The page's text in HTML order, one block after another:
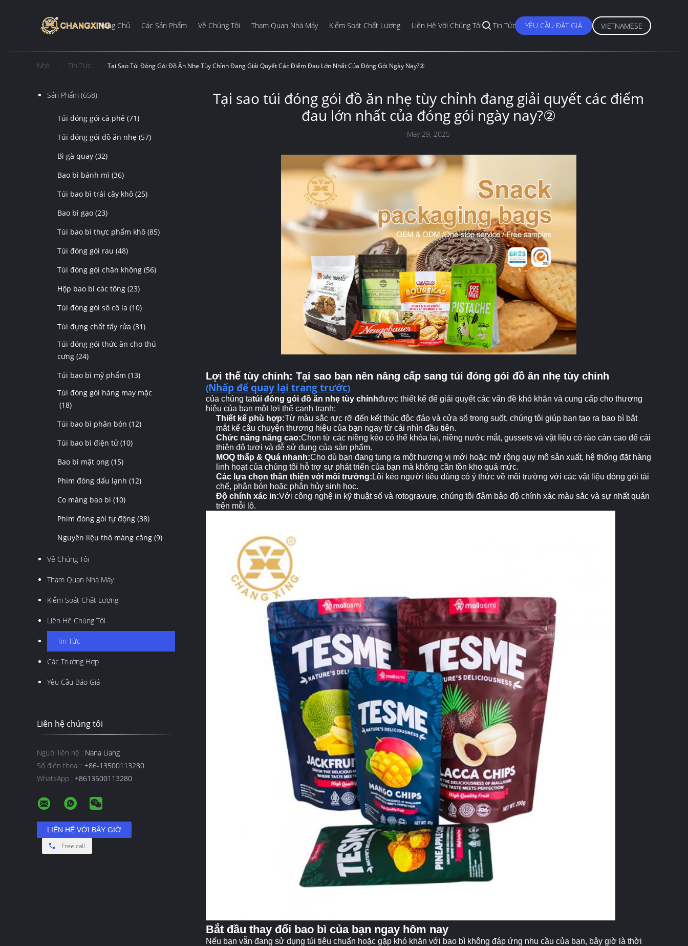
Trang Chủ Các Sản Phẩm Về Chúng Tôi Tham Quan Nhà Máy Kiểm Soát Chất Lượng Liên Hệ Với Chúng Tôi Tin Tức YÊU CẦU ĐẶT GIÁ VIETNAMESE
Nhà Tin Tức Tại Sao Túi Đóng Gói Đồ Ăn Nhẹ Tùy Chỉnh Đang Giải Quyết Các Điểm Đau Lớn Nhất Của Đóng Gói Ngày Nay?②
Sản Phẩm (658)
Túi đóng gói cà phê (71)
Túi đóng gói đồ ăn nhẹ (57)
Bì gà quay (32)
Bao bì bánh mì (36)
Túi bao bì trái cây khô (25)
Bao bì gạo (23)
Túi bao bì thực phẩm khô (85)
Túi đóng gói rau (48)
Túi đóng gói chân không (56)
Hộp bao bì các tông (23)
Túi đóng gói sô cô la (10)
Túi đựng chất tẩy rửa (31)
Túi đóng gói thức ăn cho thú
cưng (24)
Túi bao bì mỹ phẩm (13)
Túi đóng gói hàng may mặc
(18)
Túi bao bì phân bón (12)
Túi bao bì điện tử (10)
Bao bì mật ong (15)
Phim đóng dấu lạnh (12)
Co màng bao bì (10)
Phim đóng gói tự động (38)
Nguyên liệu thô màng căng (9)
Về Chúng Tôi
Tham Quan Nhà Máy
Kiểm Soát Chất Lượng
Liên Hệ Chúng Tôi
Tin Tức
Các Trường Hợp
Yêu Cầu Báo Giá
Liên hệ chúng tôi
Người liên hệ : Nana Liang
Số điện thoại : +86-13500113280
WhatsApp : +8613500113280
Free call
Tại sao túi đóng gói đồ ăn nhẹ tùy chỉnh đang giải quyết các điểm
đau lớn nhất của đóng gói ngày nay?②
May 29, 2025
Lợi thế tùy chỉnh: Tại sao bạn nên nâng cấp sang túi đóng gói đồ ăn nhẹ tùy chỉnh
(Nhấp để quay lại trang trước)
của chúng tatúi đóng gói đồ ăn nhẹ tùy chỉnhđược thiết kế để giải quyết các vấn đề khó khăn và cung cấp cho thương
hiệu của bạn một lợi thế cạnh tranh:
Thiết kế phù hợp:Từ màu sắc rực rỡ đến kết thúc độc đáo và cửa sổ trong suốt, chúng tôi giúp bạn tạo ra bao bì bắt
mắt kể câu chuyện thương hiệu của bạn ngay từ cái nhìn đầu tiên.
Chức năng nâng cao:Chọn từ các niềng kéo có thể khóa lại, niềng nước mắt, gussets và vật liệu có rào cản cao để cải
thiện độ tươi và dễ sử dụng của sản phẩm.
MOQ thấp & Quá nhanh:Cho dù bạn đang tung ra một hương vị mới hoặc mở rộng quy mô sản xuất, hệ thống đặt hàng
linh hoạt của chúng tôi hỗ trợ sự phát triển của bạn mà không cần tồn kho quá mức.
Các lựa chọn thân thiện với môi trường: Lôi kéo người tiêu dùng có ý thức về môi trường với các vật liệu đóng gói tái
chế, phân bón hoặc phân hủy sinh học.
Độ chính xác in:Với công nghệ in kỹ thuật số và rotogravure, chúng tôi đảm bảo độ chính xác màu sắc và sự nhất quán
trên mỗi lô.
Bắt đầu thay đổi bao bì của bạn ngay hôm nay
Nếu bạn vẫn đang sử dụng túi tiêu chuẩn hoặc gặp khó khăn với bao bì không đáp ứng nhu cầu của bạn, bây giờ là thời